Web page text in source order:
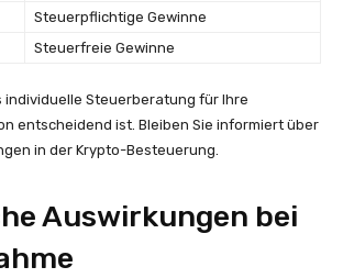
Steuerpflichtige Gewinne
Steuerfreie Gewinne
individuelle Steuerberatung für Ihre
entscheidend ist. Bleiben Sie informiert über
in der Krypto-Besteuerung.
Auswirkungen bei